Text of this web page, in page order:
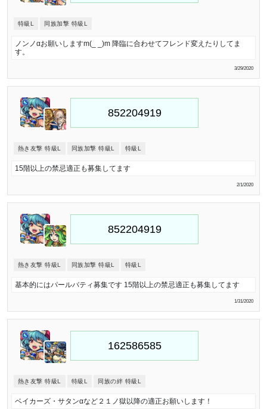
特級L 同族加撃 特級L
ノンノ‪α‬お願いしますm(_ _)m 降臨に合わせてフレンド変えたりしてま
す。
3/29/2020
熱き友撃 特級L 同族加撃 特級L 特級L
15階以上の禁忌適正も募集してます
2/1/2020
熱き友撃 特級L 同族加撃 特級L 特級L
基本的にはパールバティ募集です 15階以上の禁忌適正も募集してます
1/31/2020
熱き友撃 特級L 特級L 同族の絆 特級L
ベイカーズ・サタンαなど２１ノ獄以降の適正お願いします！